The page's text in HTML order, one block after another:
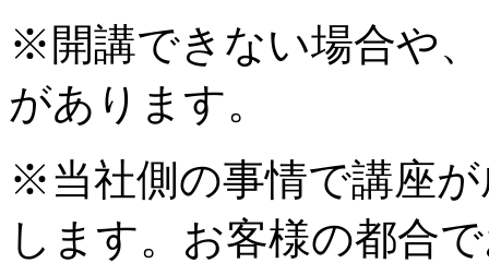
※開講できない場合や
があります。
※当社側の事情で講座
します。お客様の都合